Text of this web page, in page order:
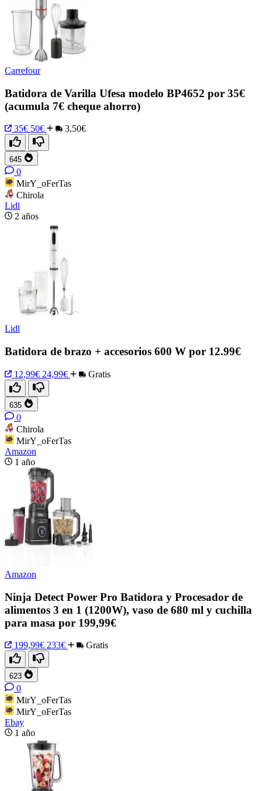
Carrefour
Batidora de Varilla Ufesa modelo BP4652 por 35€
(acumula 7€ cheque ahorro)
35€ 50€ 3,50€
645
0
MirY_oFerTas
Chirola
Lidl
2 años
Lidl
Batidora de brazo + accesorios 600 W por 12.99€
12,99€ 24,99€ Gratis
635
0
Chirola
MirY_oFerTas
Amazon
1 año
Amazon
Ninja Detect Power Pro Batidora y Procesador de
alimentos 3 en 1 (1200W), vaso de 680 ml y cuchilla
para masa por 199,99€
199,99€ 233€ Gratis
623
0
MirY_oFerTas
MirY_oFerTas
Ebay
1 año